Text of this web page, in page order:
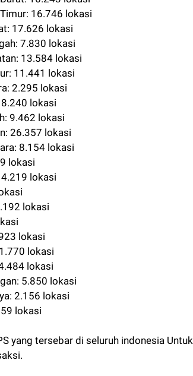
16.746 lokasi
17.626 lokasi
7.830 lokasi
13.584 lokasi
11.441 lokasi
2.295 lokasi
lokasi
9.462 lokasi
26.357 lokasi
8.154 lokasi
lokasi
lokasi
lokasi
lokasi
lokasi
lokasi
5.850 lokasi
2.156 lokasi
lokasi
yang tersebar di seluruh indonesia